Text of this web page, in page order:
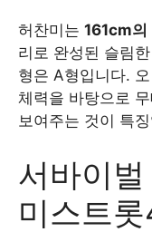
허찬미는 161cm
리로 완성된 슬림
형은 A형입니다.
체력을 바탕으로
보여주는 것이 특
서바이
미스트